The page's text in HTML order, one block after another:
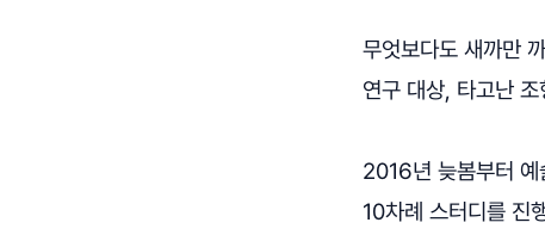
무엇보다도 새까만
연구 대상, 타고난
2016년 늦봄부터 예
10차례 스터디를 진